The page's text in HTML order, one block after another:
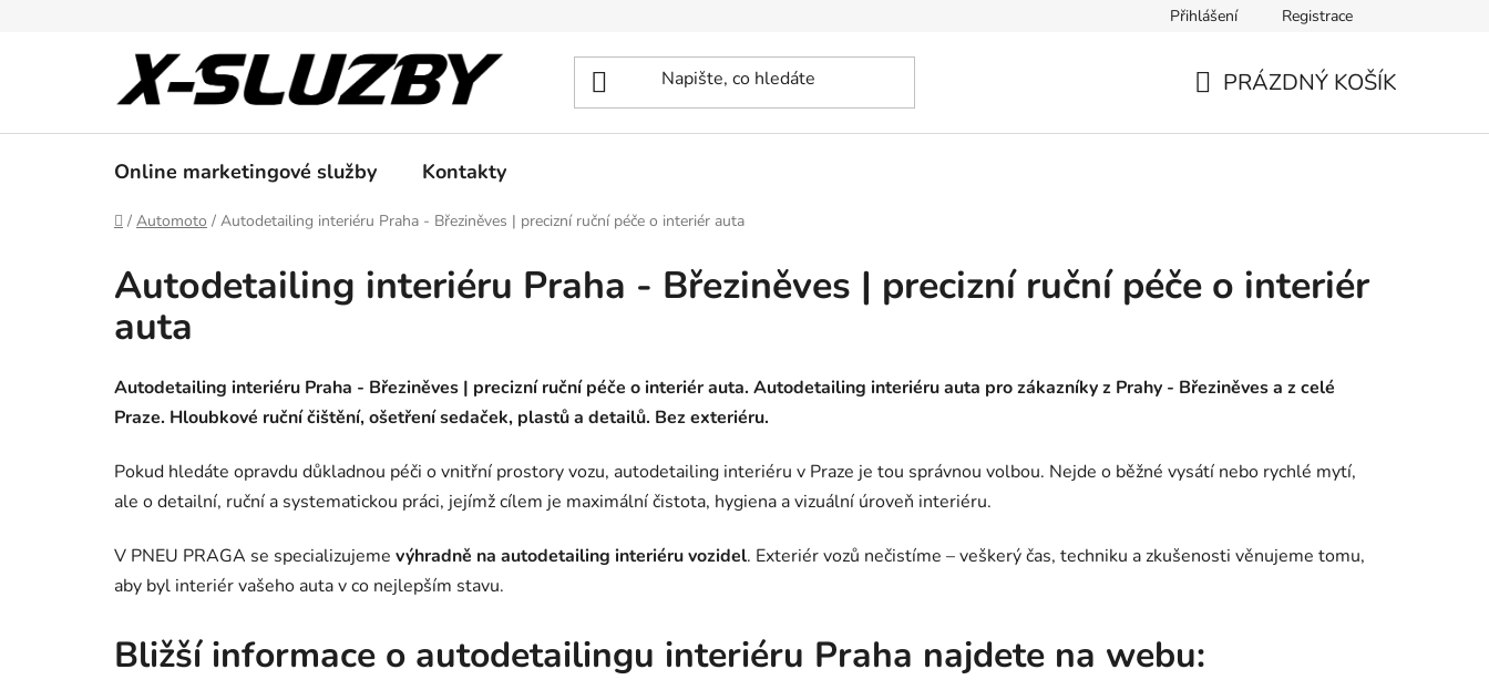
Přihlášení Registrace
PRÁZDNÝ KOŠÍK
Online marketingové služby Kontakty
Domů
/ Automoto / Autodetailing interiéru Praha - Březiněves | precizní ruční péče o interiér auta
Autodetailing interiéru Praha - Březiněves | precizní ruční péče o interiér
auta
Autodetailing interiéru Praha - Březiněves | precizní ruční péče o interiér auta. Autodetailing interiéru auta pro zákazníky z Prahy - Březiněves a z celé
Praze. Hloubkové ruční čištění, ošetření sedaček, plastů a detailů. Bez exteriéru.
Pokud hledáte opravdu důkladnou péči o vnitřní prostory vozu, autodetailing interiéru v Praze je tou správnou volbou. Nejde o běžné vysátí nebo rychlé mytí,
ale o detailní, ruční a systematickou práci, jejímž cílem je maximální čistota, hygiena a vizuální úroveň interiéru.
V PNEU PRAGA se specializujeme výhradně na autodetailing interiéru vozidel. Exteriér vozů nečistíme – veškerý čas, techniku a zkušenosti věnujeme tomu,
aby byl interiér vašeho auta v co nejlepším stavu.
Bližší informace o autodetailingu interiéru Praha najdete na webu: